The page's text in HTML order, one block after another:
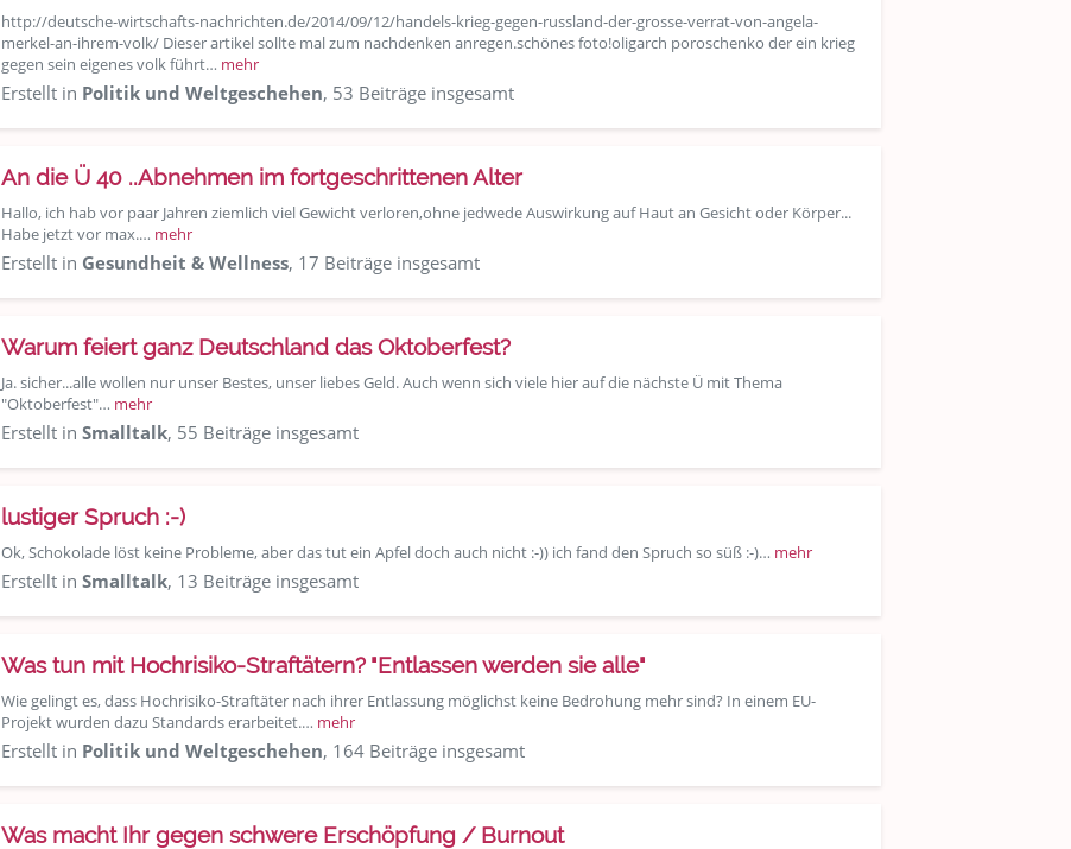
http://deutsche-wirtschafts-nachrichten.de/2014/09/12/handels-krieg-gegen-russland-der-grosse-verrat-von-angela-
merkel-an-ihrem-volk/ Dieser artikel sollte mal zum nachdenken anregen.schönes foto!oligarch poroschenko der ein krieg
gegen sein eigenes volk führt… mehr
Erstellt in Politik und Weltgeschehen, 53 Beiträge insgesamt
An die Ü 40 ..Abnehmen im fortgeschrittenen Alter
Hallo, ich hab vor paar Jahren ziemlich viel Gewicht verloren,ohne jedwede Auswirkung auf Haut an Gesicht oder Körper...
Habe jetzt vor max.… mehr
Erstellt in Gesundheit & Wellness, 17 Beiträge insgesamt
Warum feiert ganz Deutschland das Oktoberfest?
Ja. sicher...alle wollen nur unser Bestes, unser liebes Geld. Auch wenn sich viele hier auf die nächste Ü mit Thema
"Oktoberfest"… mehr
Erstellt in Smalltalk, 55 Beiträge insgesamt
lustiger Spruch :-)
Ok, Schokolade löst keine Probleme, aber das tut ein Apfel doch auch nicht :-)) ich fand den Spruch so süß :-)… mehr
Erstellt in Smalltalk, 13 Beiträge insgesamt
Was tun mit Hochrisiko-Straftätern? "Entlassen werden sie alle"
Wie gelingt es, dass Hochrisiko-Straftäter nach ihrer Entlassung möglichst keine Bedrohung mehr sind? In einem EU-
Projekt wurden dazu Standards erarbeitet.… mehr
Erstellt in Politik und Weltgeschehen, 164 Beiträge insgesamt
Was macht Ihr gegen schwere Erschöpfung / Burnout